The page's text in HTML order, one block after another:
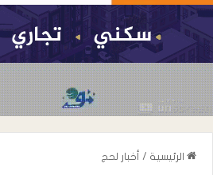
الرئيسية / أخبار لحج